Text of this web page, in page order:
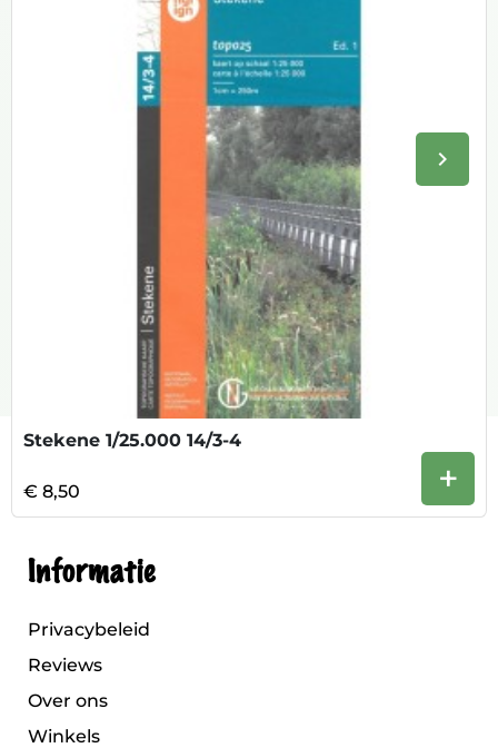
keyboard_arrow_right
Stekene 1/25.000 14/3-4
€ 8,50 +
Informatie
Privacybeleid
Reviews
Over ons
Winkels